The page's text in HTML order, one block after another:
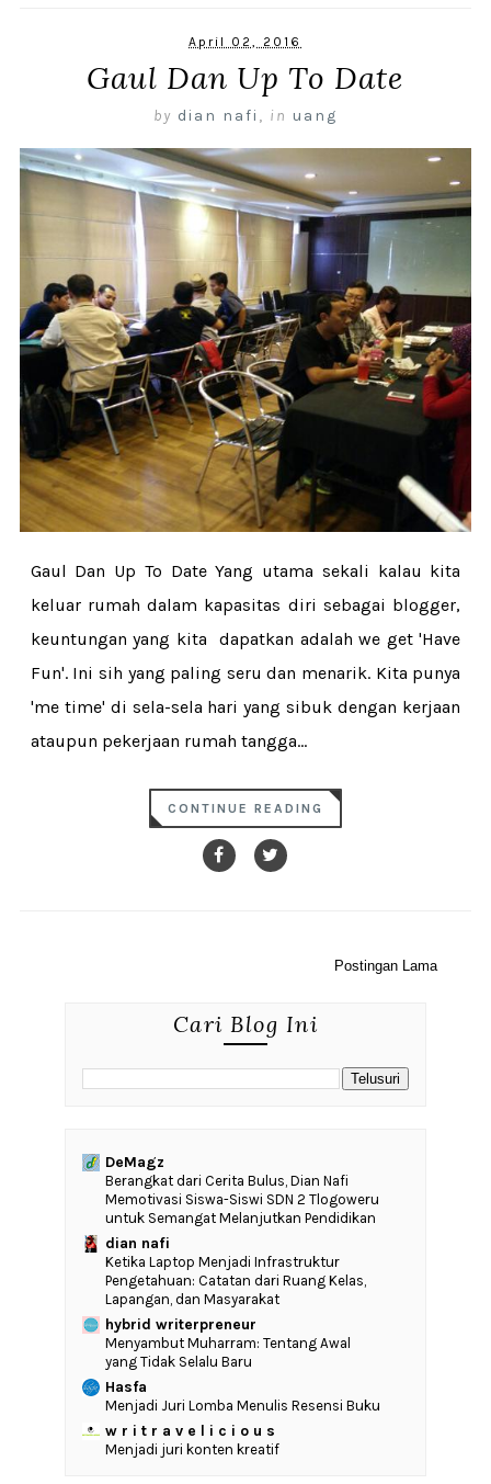
April 02, 2016
Gaul Dan Up To Date
by dian nafi , in uang
Gaul Dan Up To Date Yang utama sekali kalau kita
keluar rumah dalam kapasitas diri sebagai blogger,
keuntungan yang kita dapatkan adalah we get 'Have
Fun'. Ini sih yang paling seru dan menarik. Kita punya
'me time' di sela-sela hari yang sibuk dengan kerjaan
ataupun pekerjaan rumah tangga...
CONTINUE READING
Postingan Lama
Cari Blog Ini
DeMagz
‎Berangkat dari Cerita Bulus, Dian Nafi
Memotivasi Siswa-Siswi SDN 2 Tlogoweru
untuk Semangat Melanjutkan Pendidikan
dian nafi
Ketika Laptop Menjadi Infrastruktur
Pengetahuan: Catatan dari Ruang Kelas,
Lapangan, dan Masyarakat
hybrid writerpreneur
Menyambut Muharram: Tentang Awal
yang Tidak Selalu Baru
Hasfa
Menjadi Juri Lomba Menulis Resensi Buku
w r i t r a v e l i c i o u s
Menjadi juri konten kreatif